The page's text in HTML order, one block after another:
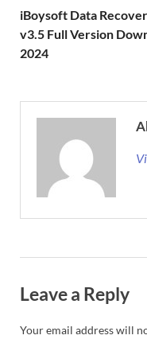
iBoysoft Data
v3.5 Full Version
2024
Leave a Reply
Your email address will